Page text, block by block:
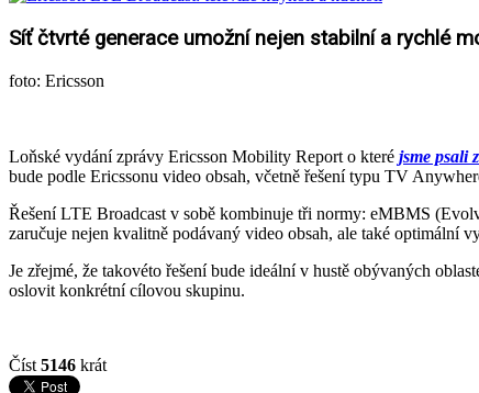
Síť čtvrté generace umožní nejen stabilní a rychlé
foto: Ericsson
Loňské vydání zprávy Ericsson Mobility Report o které jsme psali
bude podle Ericssonu video obsah, včetně řešení typu TV
Řešení LTE Broadcast v sobě kombinuje tři normy: eMBMS
zaručuje nejen kvalitně podávaný video obsah, ale také optimální
Je zřejmé, že takovéto řešení bude ideální v hustě obývaných
oslovit konkrétní cílovou skupinu.
Číst 5146 krát